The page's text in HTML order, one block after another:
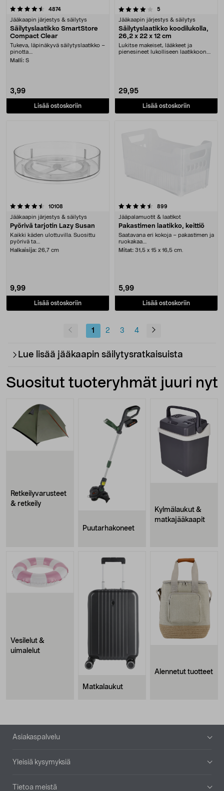
4874arvostelut
Jääkaapin järjestys & säilytys
Säilytyslaatikko SmartStore
Compact Clear
Tukeva, läpinäkyvä säilytyslaatikko –
pinotta....
Malli: S
3,99
Lisää ostoskoriin
4.0 viidestä tähdestä 5
Jääkaapin järjestys & säilytys
Säilytyslaatikko koodilukolla,
26,2 x 22 x 12 cm
Lukitse makeiset, lääkkeet ja
pienesineet lukolliseen laatikkoon.
29,95
Lisää ostoskoriin
10108
Jääkaapin järjestys & säilytys
Pyörivä tarjotin Lazy Susan
Kaikki käden ulottuvilla. Suosittu
pyörivä ta....
Halkaisija: 26,7 cm
9,99
Lisää ostoskoriin
4.5 viidestä tähdestä 899
Jääpalamuotit & laatikot
Pakastimen laatikko, keittiö
Saatavana eri kokoja – pakastimen ja
ruokakaa....
Mitat: 31,5 x 15 x 16,5 cm.
5,99
Lisää ostoskoriin
1 2 3 4
Lue lisää jääkaapin säilytysratkaisuista
Suositut tuoteryhmät juuri nyt
Retkeilyvarusteet
& retkeily
Puutarhakoneet
Kylmälaukut &
matkajääkaapit
Vesilelut &
uimalelut
Matkalaukut
Alennetut tuotteet
Alatunniste
Asiakaspalvelu
Yleisiä kysymyksiä
Tietoa meistä